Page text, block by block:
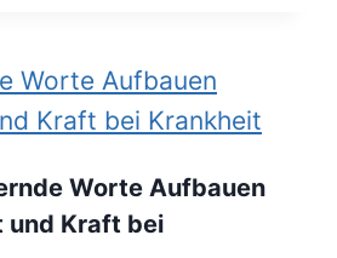
Worte Aufbauen
und Kraft bei